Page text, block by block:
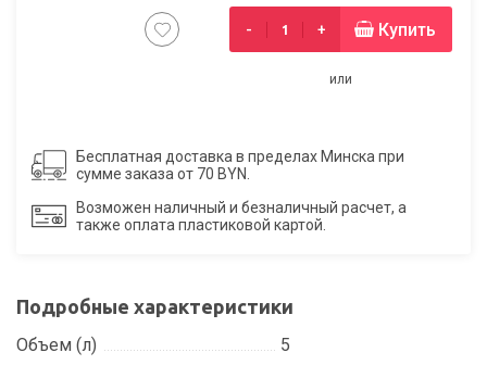
- + Купить
или
Бесплатная доставка в пределах Минска при
сумме заказа от 70 BYN.
Возможен наличный и безналичный расчет, а
также оплата пластиковой картой.
Подробные характеристики
Объем (л)
5